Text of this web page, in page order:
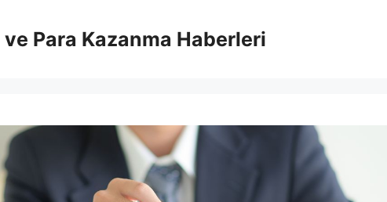
Para Kazanma Haberleri